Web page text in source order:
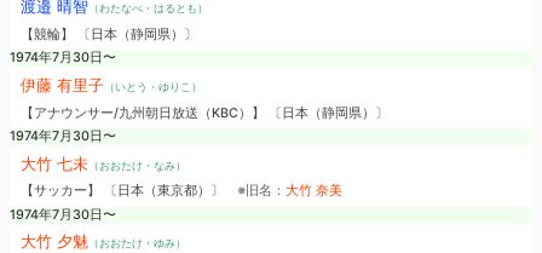
渡邉 晴智（わたなべ・はるとも）
【競輪】 〔日本（静岡県）〕
1974年7月30日〜
伊藤 有里子（いとう・ゆりこ）
【アナウンサー/九州朝日放送（KBC）】 〔日本（静岡県）〕
1974年7月30日〜
大竹 七未（おおたけ・なみ）
【サッカー】 〔日本（東京都）〕 ※旧名： 大竹 奈美
1974年7月30日〜
大竹 夕魅（おおたけ・ゆみ）